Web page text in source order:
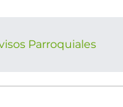
Parroquiales